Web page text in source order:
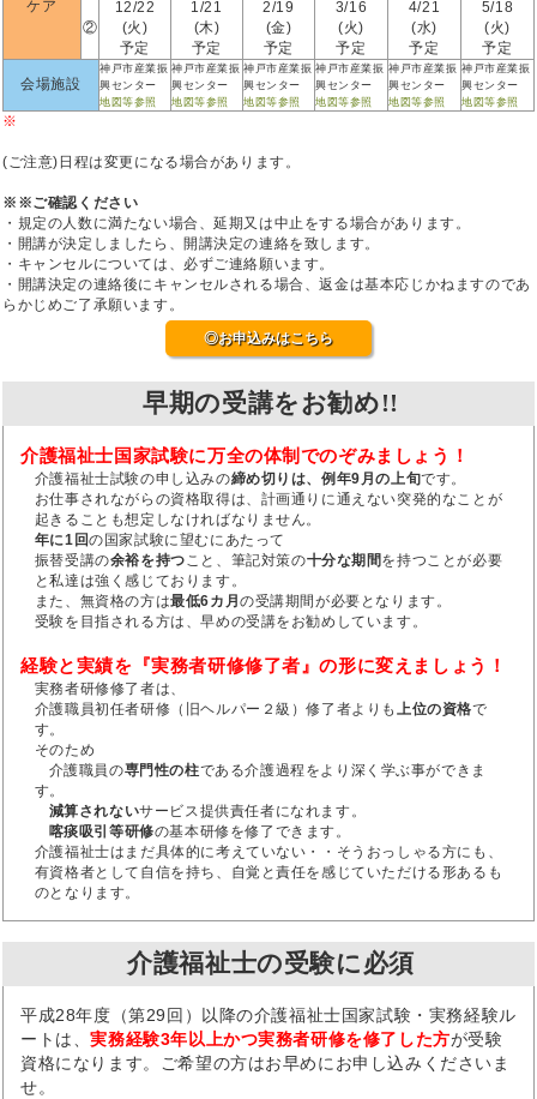
ケア
②
12/22
(火)
予定
1/21
(木)
予定
2/19
(金)
予定
3/16
(火)
予定
4/21
(水)
予定
5/18
(火)
予定
会場施設
神戸市産業振
興センター
地図等参照
神戸市産業振
興センター
地図等参照
神戸市産業振
興センター
地図等参照
神戸市産業振
興センター
地図等参照
神戸市産業振
興センター
地図等参照
神戸市産業振
興センター
地図等参照
※
(ご注意)日程は変更になる場合があります。
※※ご確認ください
・規定の人数に満たない場合、延期又は中止をする場合があります。
・開講が決定しましたら、開講決定の連絡を致します。
・キャンセルについては、必ずご連絡願います。
・開講決定の連絡後にキャンセルされる場合、返金は基本応じかねますのであ
らかじめご了承願います。
◎お申込みはこちら
早期の受講をお勧め!!
介護福祉士国家試験に万全の体制でのぞみましょう！
介護福祉士試験の申し込みの締め切りは、例年9月の上旬です。
お仕事されながらの資格取得は、計画通りに通えない突発的なことが
起きることも想定しなければなりません。
年に1回の国家試験に望むにあたって
振替受講の余裕を持つこと、筆記対策の十分な期間を持つことが必要
と私達は強く感じております。
また、無資格の方は最低6カ月の受講期間が必要となります。
受験を目指される方は、早めの受講をお勧めしています。
経験と実績を『実務者研修修了者』の形に変えましょう！
実務者研修修了者は、
介護職員初任者研修（旧ヘルパー２級）修了者よりも上位の資格で
す。
そのため
介護職員の専門性の柱である介護過程をより深く学ぶ事ができま
す。
減算されないサービス提供責任者になれます。
喀痰吸引等研修の基本研修を修了できます。
介護福祉士はまだ具体的に考えていない・・そうおっしゃる方にも、
有資格者として自信を持ち、自覚と責任を感じていただける形あるも
のとなります。
介護福祉士の受験に必須
平成28年度（第29回）以降の介護福祉士国家試験・実務経験ル
ートは、実務経験3年以上かつ実務者研修を修了した方が受験
資格になります。ご希望の方はお早めにお申し込みくださいま
せ。